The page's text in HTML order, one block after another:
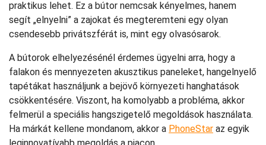
praktikus lehet. Ez a bútor nemcsak kényelmes, hanem
segít „elnyelni” a zajokat és megteremteni egy olyan
csendesebb privátszférát is, mint egy olvasósarok.
A bútorok elhelyezésénél érdemes ügyelni arra, hogy a
falakon és mennyezeten akusztikus paneleket, hangelnyelő
tapétákat használjunk a bejövő környezeti hanghatások
csökkentésére. Viszont, ha komolyabb a probléma, akkor
felmerül a speciális hangszigetelő megoldások használata.
Ha márkát kellene mondanom, akkor a PhoneStar az egyik
leginnovatívabb megoldás a piacon.